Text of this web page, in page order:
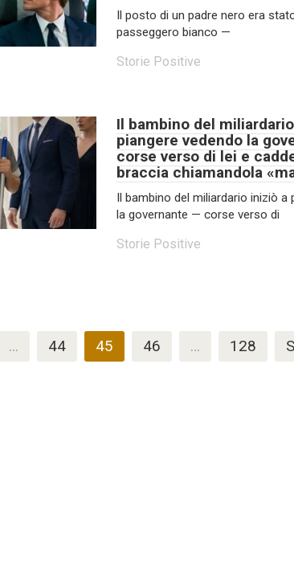
Il posto di un padre nero era
passeggero bianco —
Storie Positive
Il bambino del
piangere vedendo la
corse verso di lei e
braccia chiamandola
Il bambino del miliardario iniziò a
la governante — corse verso di
Storie Positive
… 44 45 46 … 128